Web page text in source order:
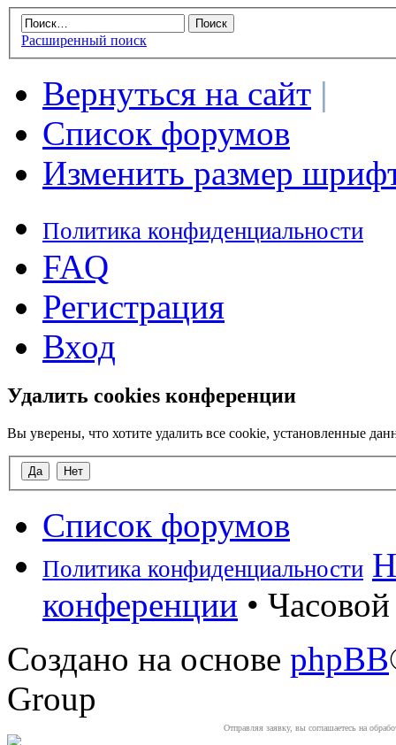
Расширенный поиск
Вернуться на сайт |
Список форумов
Изменить размер
Политика конфиденциальности
FAQ
Регистрация
Вход
Удалить cookies конференции
Вы уверены, что хотите удалить все cookie, установленные
Список форумов
Политика конфиденциальности
конференции •
Создано на основе phpBB
Group
Отправляя заявку, вы соглашаетесь на